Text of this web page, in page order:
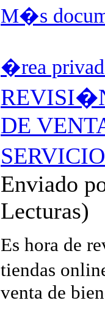
M�s
�rea
DE
Enviado
Lecturas)
Es hora de
tiendas
venta de